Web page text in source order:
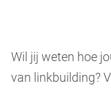
Wil jij weten hoe
van linkbuilding?